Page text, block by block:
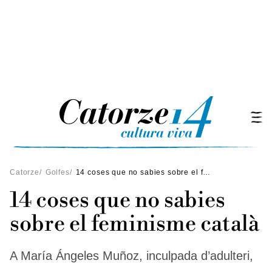
Catorze/ Golfes/ 14 coses que no sabies sobre el feminisme català
14 coses que no sabies
sobre el feminisme català
A María Ángeles Muñoz, inculpada d’adulteri,